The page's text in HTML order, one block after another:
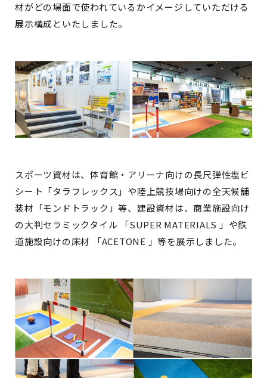
材がどの場面で使われているかイメージしていただける
展示構成といたしました。
スポーツ資材は、体育館・アリーナ向けの長尺弾性塩ビ
シート「タラフレックス」や陸上競技場向けの全天候舗
装材「モンドトラック」等、建設資材は、商業施設向け
の大判セラミックタイル 「SUPER MATERIALS 」や鉄
道施設向けの床材 「ACETONE 」等を展示しました。